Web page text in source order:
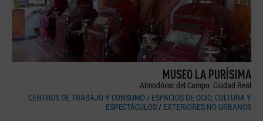
MUSEO LA PURÍSIMA
Almodóvar del Campo. Ciudad Real
CENTROS DE TRABAJO Y CONSUMO / ESPACIOS DE OCIO, CULTURA Y
ESPECTÁCULOS/ EXTERIORES NO URBANOS